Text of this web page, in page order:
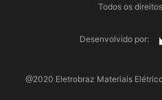
Todos os
Desenvolvido por:
@2020 Eletrobraz Materiais